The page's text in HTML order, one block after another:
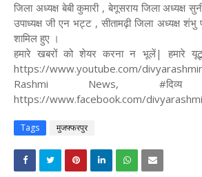
जिला अध्यक्ष बेबी कुमारी , बेगूसराय जिला अध्यक्ष
उपाध्यक्ष जी एन भट्ट , सीतामढ़ी जिला अध्यक्ष शंभु
शामिल हुए ।
हमारे खबरों को शेयर करना न भूलें| हमारे
https://www.youtube.com/
Rashmi News,
https://www.facebook.com/
Tags मुजफ्फरपुर